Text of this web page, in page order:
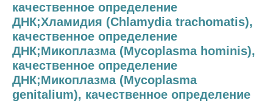
качественное определение
ДНК;Хламидия (Chlamydia trachomatis),
качественное определение
ДНК;Микоплазма (Mycoplasma hominis),
качественное определение
ДНК;Микоплазма (Mycoplasma
genitalium), качественное определение